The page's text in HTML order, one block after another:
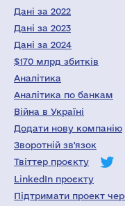
Дані за 2022
Дані за 2023
Дані за 2024
$170 млрд збитків
Аналітика
Аналітика по банкам
Війна в Україні
Додати нову компанію
Зворотній зв'язок
Твіттер проєкту
LinkedIn проєкту
Підтримати проект